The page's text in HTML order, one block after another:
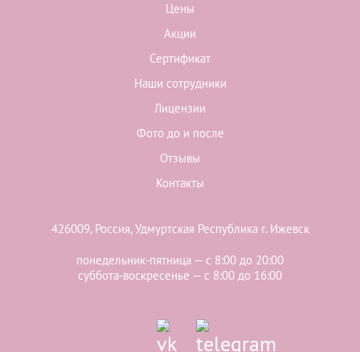
Цены
Акции
Сертификат
Наши сотрудники
Лицензии
Фото до и после
Отзывы
Контакты
426009, Россия, Удмуртская Республика г. Ижевск
понедельник-пятница — с 8:00 до 20:00
суббота-воскресенье — с 8:00 до 16:00